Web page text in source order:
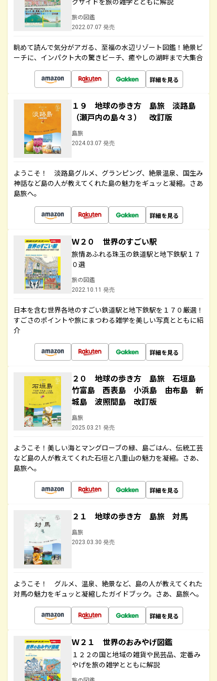
旅の図鑑
2022.07.07 発売
眺めて読んで気分がアガる、至福の水辺リゾート図鑑！絶景ビ
ーチに、インパクト大の驚きビーチ、癒やしの湖畔まで大集合
詳細を見る
１９ 地球の歩き方 島旅 淡路島
（瀬戸内の島々３） 改訂版
島旅
2024.03.07 発売
ようこそ！ 淡路島グルメ、グランピング、絶景温泉、国生み
神話など島の人が教えてくれた島の魅力をギュッと凝縮。さあ
島旅へ。
詳細を見る
Ｗ２０ 世界のすごい駅
旅情あふれる珠玉の鉄道駅と地下鉄駅１７
０選
旅の図鑑
2022.10.11 発売
日本を含む世界各地のすごい鉄道駅と地下鉄駅を１７０厳選！
すごさのポイントや旅にまつわる雑学を美しい写真とともに紹
介
詳細を見る
２０ 地球の歩き方 島旅 石垣島
竹富島 西表島 小浜島 由布島 新
城島 波照間島 改訂版
島旅
2025.03.21 発売
ようこそ！美しい海とマングローブの緑、島ごはん、伝統工芸
など島の人が教えてくれた石垣と八重山の魅力を凝縮。さあ、
島旅へ。
詳細を見る
２１ 地球の歩き方 島旅 対馬
島旅
2023.03.30 発売
ようこそ！ グルメ、温泉、絶景など、島の人が教えてくれた
対馬の魅力をギュッと凝縮したガイドブック。さあ、島旅へ。
詳細を見る
Ｗ２１ 世界のおみやげ図鑑
１２２の国と地域の雑貨や民芸品、定番み
やげを旅の雑学とともに解説